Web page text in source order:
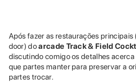
Após fazer as restaurações principais
door) doarcade Track & Field
discutindo comigo os detalhes
que partes manter para preservar a
partes trocar.